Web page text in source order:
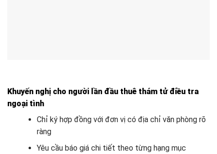
Khuyến nghị cho người lần đầu thuê thám tử điều tra
ngoại tình
Chỉ ký hợp đồng với đơn vị có địa chỉ văn phòng rõ
ràng
Yêu cầu báo giá chi tiết theo từng hạng mục